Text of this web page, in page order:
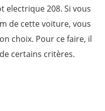
electrique 208. Si vous
de cette voiture, vous
choix. Pour ce faire, il
certains critères.